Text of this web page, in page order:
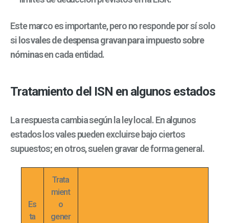
Este marco es importante, pero no responde por sí solo
si los vales de despensa gravan para impuesto sobre
nóminasen cada entidad.
Tratamiento del ISN en algunos estados
La respuesta cambia según la ley local. En algunos
estados los vales pueden excluirse bajo ciertos
supuestos; en otros, suelen gravar de forma general.
Es
ta
Trata
mient
o
gener